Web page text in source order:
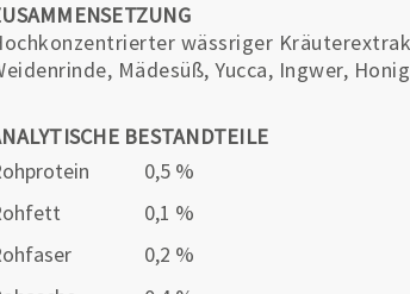
wässriger
Mädesüß, Yucca, Ingwer,
BESTANDTEILE
0,5 %
0,1 %
0,2 %